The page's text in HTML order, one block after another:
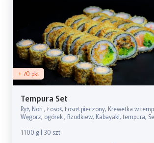
+ 70 pkt
Tempura Set
Ryż, Nori , Łosoś, Łosoś pieczony, Krewetka w
Węgorz, ogórek , Rzodkiew, Kabayaki, tempura,
1100 g | 30 szt